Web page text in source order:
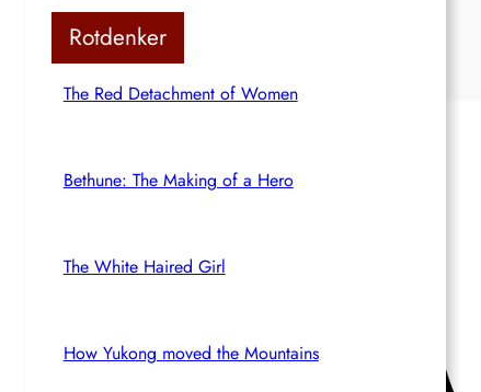
Rotdenker
The Red Detachment of Women
Bethune: The Making of a Hero
The White Haired Girl
How Yukong moved the Mountains